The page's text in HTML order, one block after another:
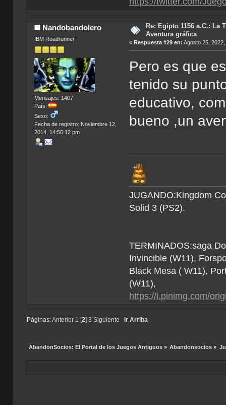
Nandobandolero
IBM Roadrunner
Mensajes: 1407
País:
Sexo:
Fecha de registro: Noviembre 12,
2014, 14:56:12 pm
Re: Egipto 1156 a.C.: La
Aventura gráfica
«Respuesta #29 en: Agosto 25,
Pero es que
tenido su
educativo,
bueno ,un
JUGANDO:Kingdom
Solid 3 (PS2).
TERMINADOS:saga
Invincible (W11),
Black Mesa ( W11),
(W11),
https://i.pinimg.com/
Páginas:Anterior 1 [2] 3 Siguiente Ir Arriba
AbandonSocios: El Portal de los Juegos Antiguos» Abandonsocios »